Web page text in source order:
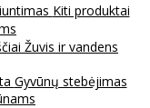
Kiti produktai
Žuvis ir vandens
Gyvūnų stebėjimas